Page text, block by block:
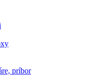
príbor